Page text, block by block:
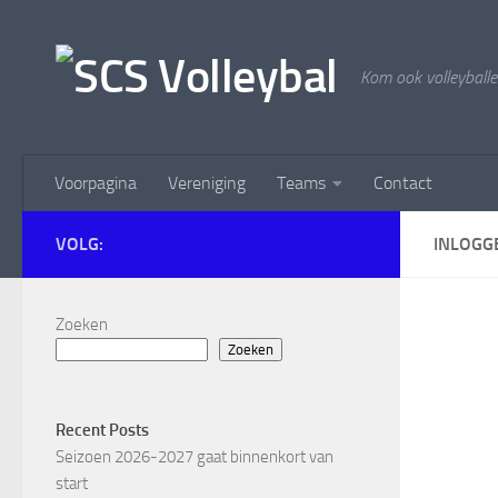
Kom ook
Voorpagina Vereniging Teams Contact
VOLG:
Zoeken
Zoeken
Recent Posts
Seizoen 2026-2027 gaat binnenkort van
start